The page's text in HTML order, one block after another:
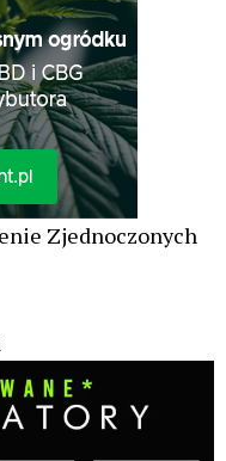
Zjednoczonych